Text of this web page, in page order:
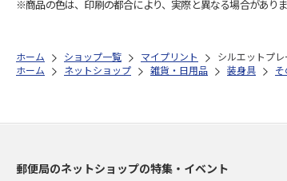
※商品の色は、印刷の都合により、実際と異なる場合がありま
ホーム ショップ一覧 マイプリント
シルエットプ
ホーム
ネットショップ 雑貨・日用品 装身具
郵便局のネットショップの特集・イベント